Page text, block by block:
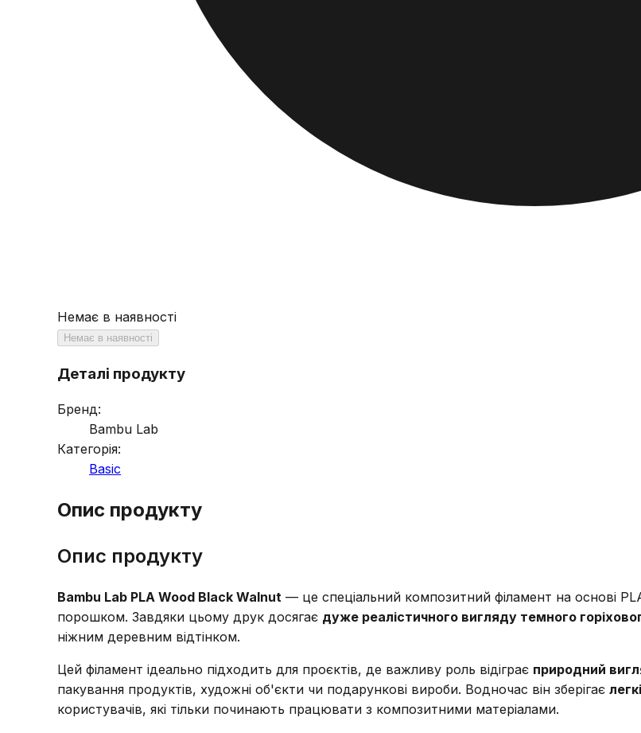
Немає в наявності
Немає в наявності
Деталі продукту
Бренд:
Bambu Lab
Категорія:
Basic
Опис продукту
Опис продукту
Bambu Lab PLA Wood Black Walnut — це спеціальний композитний філамент на основі
порошком. Завдяки цьому друк досягає дуже реалістичного вигляду темного
ніжним деревним відтінком.
Цей філамент ідеально підходить для проєктів, де важливу роль відіграє природний
пакування продуктів, художні об'єкти чи подарункові вироби. Водночас він зберігає
користувачів, які тільки починають працювати з композитними матеріалами.